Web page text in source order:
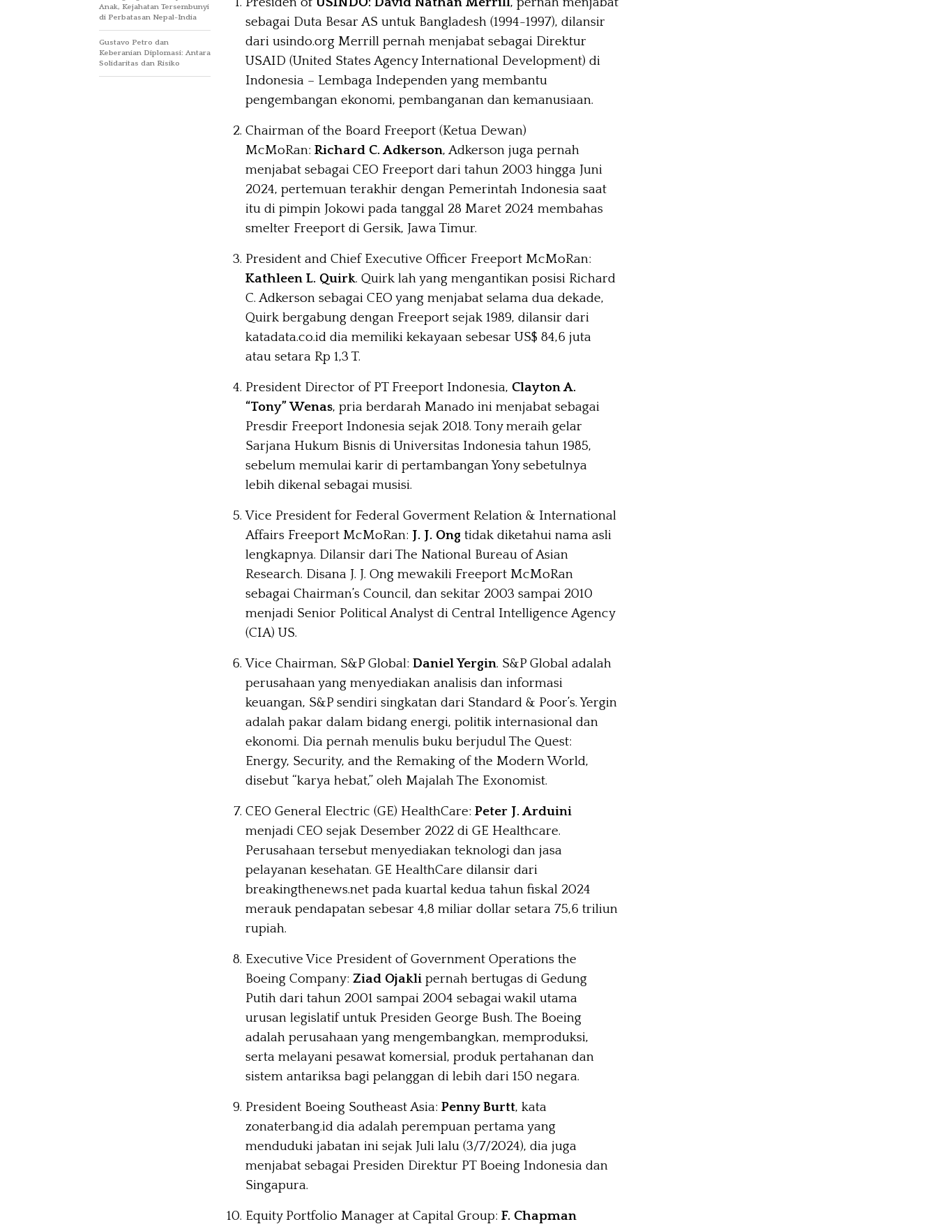
sebagai Duta Besar AS untuk Bangladesh (1994-1997), dilansir
dari usindo.org Merrill pernah menjabat sebagai Direktur
USAID (United States Agency International Development) di
Indonesia – Lembaga Independen yang membantu
pengembangan ekonomi, pembanganan dan kemanusiaan.
Chairman of the Board Freeport (Ketua Dewan)
McMoRan: Richard C. Adkerson, Adkerson juga pernah
menjabat sebagai CEO Freeport dari tahun 2003 hingga Juni
2024, pertemuan terakhir dengan Pemerintah Indonesia saat
itu di pimpin Jokowi pada tanggal 28 Maret 2024 membahas
smelter Freeport di Gersik, Jawa Timur.
President and Chief Executive Officer Freeport McMoRan:
Kathleen L. Quirk. Quirk lah yang mengantikan posisi Richard
C. Adkerson sebagai CEO yang menjabat selama dua dekade,
Quirk bergabung dengan Freeport sejak 1989, dilansir dari
katadata.co.id dia memiliki kekayaan sebesar US$ 84,6 juta
atau setara Rp 1,3 T.
President Director of PT Freeport Indonesia, Clayton A.
“Tony” Wenas, pria berdarah Manado ini menjabat sebagai
Presdir Freeport Indonesia sejak 2018. Tony meraih gelar
Sarjana Hukum Bisnis di Universitas Indonesia tahun 1985,
sebelum memulai karir di pertambangan Yony sebetulnya
lebih dikenal sebagai musisi.
Vice President for Federal Goverment Relation & International
Affairs Freeport McMoRan: J. J. Ong tidak diketahui nama asli
lengkapnya. Dilansir dari The National Bureau of Asian
Research. Disana J. J. Ong mewakili Freeport McMoRan
sebagai Chairman’s Council, dan sekitar 2003 sampai 2010
menjadi Senior Political Analyst di Central Intelligence Agency
(CIA) US.
Vice Chairman, S&P Global: Daniel Yergin. S&P Global adalah
perusahaan yang menyediakan analisis dan informasi
keuangan, S&P sendiri singkatan dari Standard & Poor’s. Yergin
adalah pakar dalam bidang energi, politik internasional dan
ekonomi. Dia pernah menulis buku berjudul The Quest:
Energy, Security, and the Remaking of the Modern World,
disebut “karya hebat,” oleh Majalah The Exonomist.
CEO General Electric (GE) HealthCare: Peter J. Arduini
menjadi CEO sejak Desember 2022 di GE Healthcare.
Perusahaan tersebut menyediakan teknologi dan jasa
pelayanan kesehatan. GE HealthCare dilansir dari
breakingthenews.net pada kuartal kedua tahun fiskal 2024
merauk pendapatan sebesar 4,8 miliar dollar setara 75,6 triliun
rupiah.
Executive Vice President of Government Operations the
Boeing Company: Ziad Ojakli pernah bertugas di Gedung
Putih dari tahun 2001 sampai 2004 sebagai wakil utama
urusan legislatif untuk Presiden George Bush. The Boeing
adalah perusahaan yang mengembangkan, memproduksi,
serta melayani pesawat komersial, produk pertahanan dan
sistem antariksa bagi pelanggan di lebih dari 150 negara.
President Boeing Southeast Asia: Penny Burtt, kata
zonaterbang.id dia adalah perempuan pertama yang
menduduki jabatan ini sejak Juli lalu (3/7/2024), dia juga
menjabat sebagai Presiden Direktur PT Boeing Indonesia dan
Singapura.
Equity Portfolio Manager at Capital Group: F. Chapman
Anak, Kejahatan Tersembunyi
di Perbatasan Nepal-India
Gustavo Petro dan
Keberanian Diplomasi: Antara
Solidaritas dan Risiko